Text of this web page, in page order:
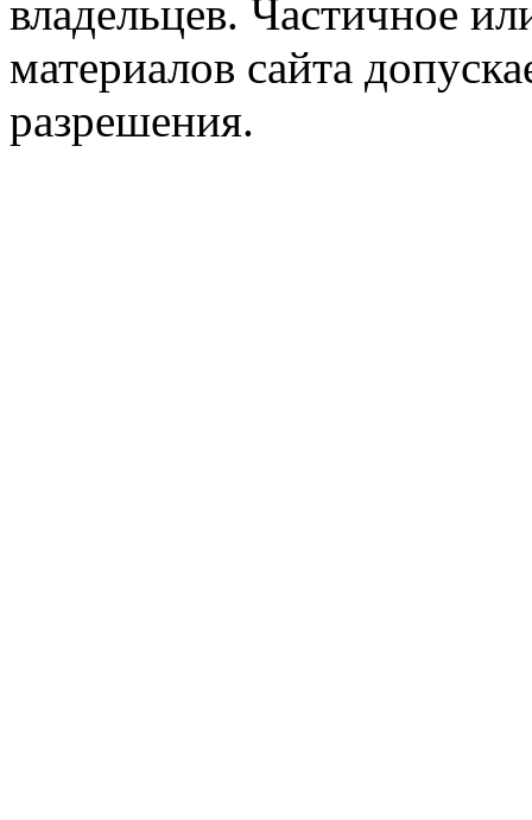
владельцев. Частичное
материалов сайта
разрешения.